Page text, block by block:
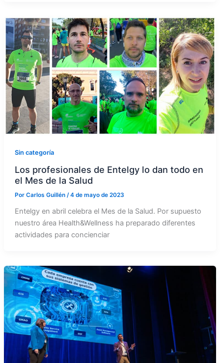
Sin categoría
Los profesionales de Entelgy lo dan todo en
el Mes de la Salud
Por Carlos Guillén /4 de mayo de 2023
Entelgy en abril celebra el Mes de la Salud. Por supuesto
nuestro área Health&Wellness ha preparado diferentes
actividades para concienciar